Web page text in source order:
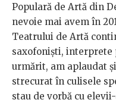
Populară de Artă din
nevoie mai avem în
Teatrului de Artă
saxofoniști, interprete
urmărit, am aplaudat
strecurat în culisele
stau de vorbă cu